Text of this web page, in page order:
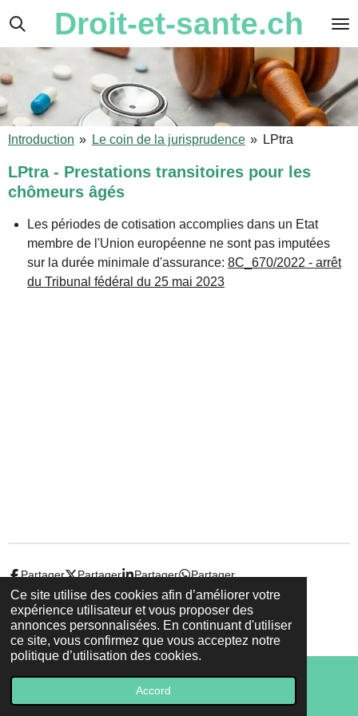
Ce site utilise des cookies afin d’améliorer votre
expérience utilisateur et vous proposer des
annonces personnalisées. En continuant d'utiliser
ce site, vous confirmez que vous acceptez notre
politique d’utilisation des cookies.
Accord
Passer
contenu
principal
Droit-et-sante.ch
Introduction » Le coin de la jurisprudence » LPtra
LPtra - Prestations transitoires pour les
chômeurs âgés
Les périodes de cotisation accomplies dans un Etat
membre de l'Union européenne ne sont pas imputées
sur la durée minimale d'assurance: 8C_670/2022 - arrêt
du Tribunal fédéral du 25 mai 2023
Partager Partager Partager Partager
© 2022 - 2026 Droit-et-sante.ch
Propulsé par Webador
E-mail